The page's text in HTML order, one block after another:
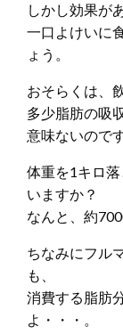
しかし効果が
一口よけいに
ょう。
おそらくは、
多少脂肪の吸
意味ないのです
体重を1キロ
いますか？
なんと、約
ちなみにフル
も、
消費する脂肪
よ・・・。